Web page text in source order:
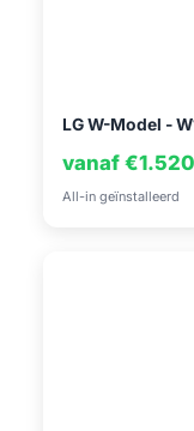
LG W-Model -
vanaf €1.520
All-in geïnstalleerd